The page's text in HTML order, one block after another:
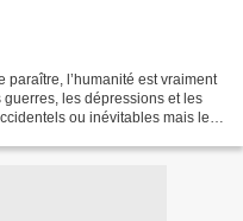
l’humanité est vraiment
les dépressions et les
ou inévitables mais le